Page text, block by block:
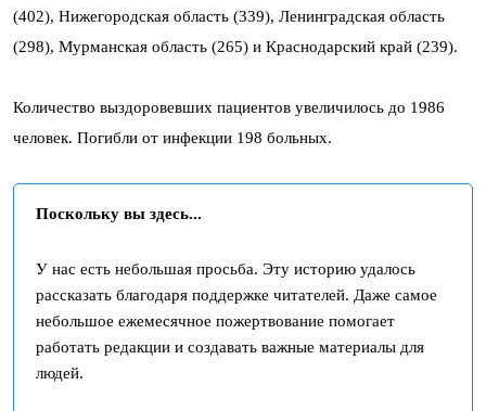
(402), Нижегородская область (339), Ленинградская область
(298), Мурманская область (265) и Краснодарский край (239).
Количество выздоровевших пациентов увеличилось до 1986
человек. Погибли от инфекции 198 больных.
Поскольку вы здесь...
У нас есть небольшая просьба. Эту историю удалось
рассказать благодаря поддержке читателей. Даже самое
небольшое ежемесячное пожертвование помогает
работать редакции и создавать важные материалы для
людей.